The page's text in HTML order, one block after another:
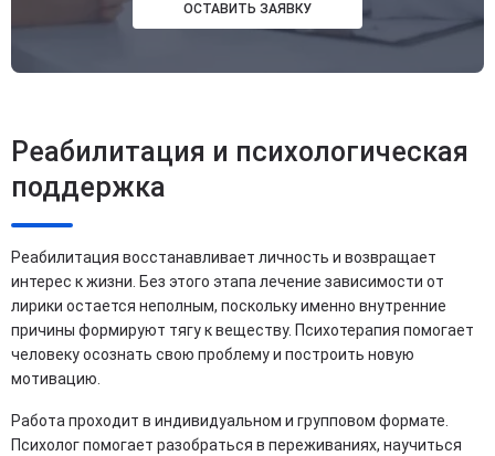
ОСТАВИТЬ ЗАЯВКУ
Реабилитация и психологическая
поддержка
Реабилитация восстанавливает личность и возвращает
интерес к жизни. Без этого этапа лечение зависимости от
лирики остается неполным, поскольку именно внутренние
причины формируют тягу к веществу. Психотерапия помогает
человеку осознать свою проблему и построить новую
мотивацию.
Работа проходит в индивидуальном и групповом формате.
Психолог помогает разобраться в переживаниях, научиться